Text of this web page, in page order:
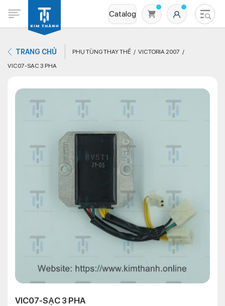
Catalog
Không có sản phẩm nào trong giỏ hàng
TRANG CHỦ PHỤ TÙNG THAY THẾ
VICTORIA 2007
VIC07-SẠC 3 PHA
VIC07-SẠC 3 PHA